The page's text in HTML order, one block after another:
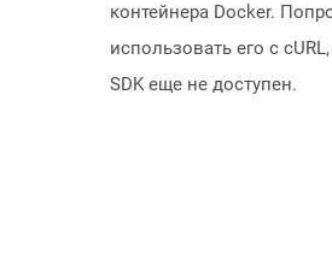
контейнера Docker.
использовать его с
SDK еще не доступен.